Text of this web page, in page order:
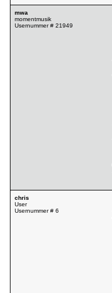
mwa
momentmusik
Usernummer # 21949
chris
User
Usernummer # 6